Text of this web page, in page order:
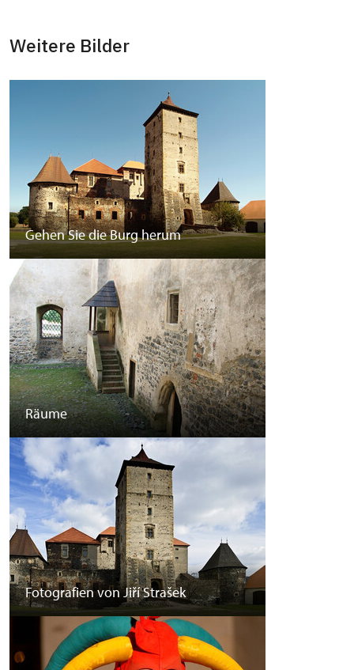
Weitere Bilder
Gehen Sie die Burg herum
Räume
Fotografien von Jiří Strašek